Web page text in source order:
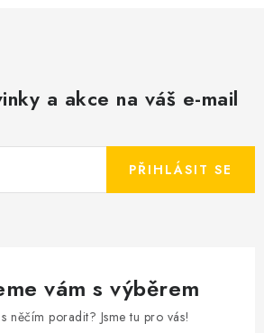
a akce na váš e-mail
PŘIHLÁSIT SE
vám s výběrem
něčím poradit? Jsme tu pro vás!